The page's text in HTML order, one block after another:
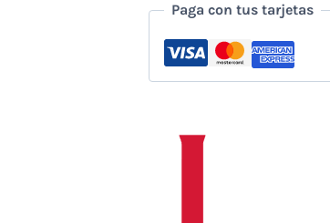
Paga con tus tarjetas